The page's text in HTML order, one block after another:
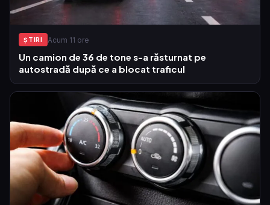
ŞTIRI Acum 11 ore
Un camion de 36 de tone s-a răsturnat pe
autostradă după ce a blocat traficul